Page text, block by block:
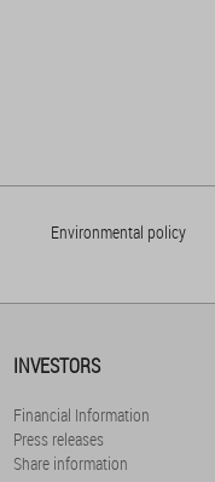
Environmental policy
INVESTORS
Financial Information
Press releases
Share information